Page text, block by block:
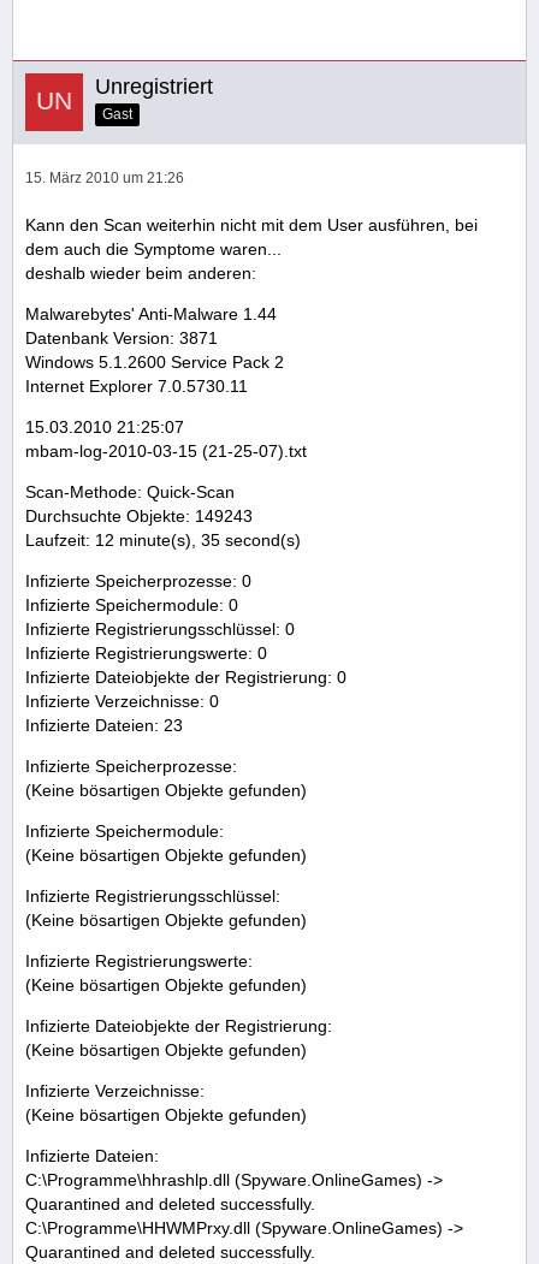
Unregistriert
Gast
15. März 2010 um 21:26
Kann den Scan weiterhin nicht mit dem User ausführen, bei
dem auch die Symptome waren...
deshalb wieder beim anderen:
Malwarebytes' Anti-Malware 1.44
Datenbank Version: 3871
Windows 5.1.2600 Service Pack 2
Internet Explorer 7.0.5730.11
15.03.2010 21:25:07
mbam-log-2010-03-15 (21-25-07).txt
Scan-Methode: Quick-Scan
Durchsuchte Objekte: 149243
Laufzeit: 12 minute(s), 35 second(s)
Infizierte Speicherprozesse: 0
Infizierte Speichermodule: 0
Infizierte Registrierungsschlüssel: 0
Infizierte Registrierungswerte: 0
Infizierte Dateiobjekte der Registrierung: 0
Infizierte Verzeichnisse: 0
Infizierte Dateien: 23
Infizierte Speicherprozesse:
(Keine bösartigen Objekte gefunden)
Infizierte Speichermodule:
(Keine bösartigen Objekte gefunden)
Infizierte Registrierungsschlüssel:
(Keine bösartigen Objekte gefunden)
Infizierte Registrierungswerte:
(Keine bösartigen Objekte gefunden)
Infizierte Dateiobjekte der Registrierung:
(Keine bösartigen Objekte gefunden)
Infizierte Verzeichnisse:
(Keine bösartigen Objekte gefunden)
Infizierte Dateien:
C:\Programme\hhrashlp.dll (Spyware.OnlineGames) ->
Quarantined and deleted successfully.
C:\Programme\HHWMPrxy.dll (Spyware.OnlineGames) ->
Quarantined and deleted successfully.